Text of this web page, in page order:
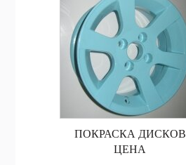
ПОКРАСКА ДИСКОВ
ЦЕНА